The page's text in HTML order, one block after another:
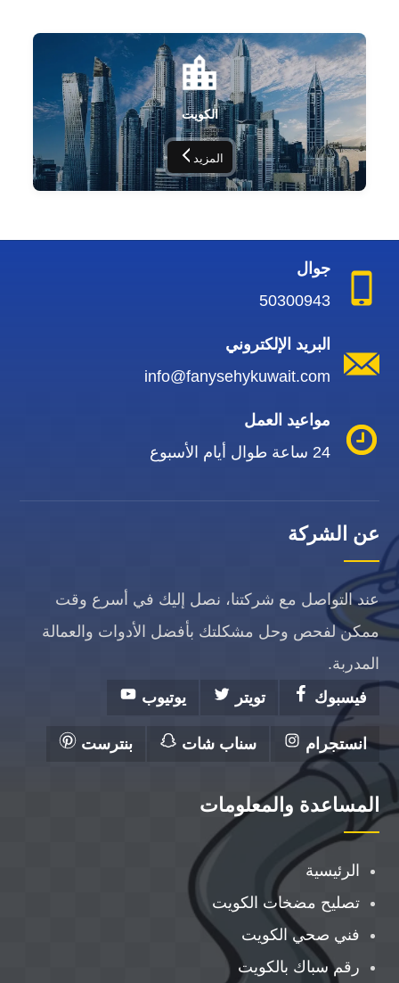
الكويت
المزيد
جوال
50300943
البريد الإلكتروني
info@fanysehykuwait.com
مواعيد العمل
24 ساعة طوال أيام الأسبوع
عن الشركة
عند التواصل مع شركتنا، نصل إليك في أسرع وقت
ممكن لفحص وحل مشكلتك بأفضل الأدوات والعمالة
المدربة.
فيسبوك
تويتر يوتيوب
انستجرام سناب شات بنترست
المساعدة والمعلومات
الرئيسية
تصليح مضخات الكويت
فني صحي الكويت
رقم سباك بالكويت